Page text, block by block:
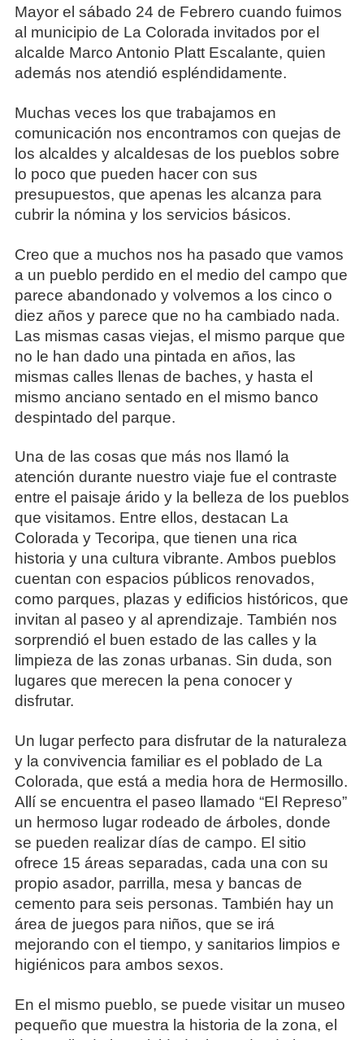
Mayor el sábado 24 de Febrero cuando fuimos
al municipio de La Colorada invitados por el
alcalde Marco Antonio Platt Escalante, quien
además nos atendió espléndidamente.
Muchas veces los que trabajamos en
comunicación nos encontramos con quejas de
los alcaldes y alcaldesas de los pueblos sobre
lo poco que pueden hacer con sus
presupuestos, que apenas les alcanza para
cubrir la nómina y los servicios básicos.
Creo que a muchos nos ha pasado que vamos
a un pueblo perdido en el medio del campo que
parece abandonado y volvemos a los cinco o
diez años y parece que no ha cambiado nada.
Las mismas casas viejas, el mismo parque que
no le han dado una pintada en años, las
mismas calles llenas de baches, y hasta el
mismo anciano sentado en el mismo banco
despintado del parque.
Una de las cosas que más nos llamó la
atención durante nuestro viaje fue el contraste
entre el paisaje árido y la belleza de los pueblos
que visitamos. Entre ellos, destacan La
Colorada y Tecoripa, que tienen una rica
historia y una cultura vibrante. Ambos pueblos
cuentan con espacios públicos renovados,
como parques, plazas y edificios históricos, que
invitan al paseo y al aprendizaje. También nos
sorprendió el buen estado de las calles y la
limpieza de las zonas urbanas. Sin duda, son
lugares que merecen la pena conocer y
disfrutar.
Un lugar perfecto para disfrutar de la naturaleza
y la convivencia familiar es el poblado de La
Colorada, que está a media hora de Hermosillo.
Allí se encuentra el paseo llamado “El Represo”
un hermoso lugar rodeado de árboles, donde
se pueden realizar días de campo. El sitio
ofrece 15 áreas separadas, cada una con su
propio asador, parrilla, mesa y bancas de
cemento para seis personas. También hay un
área de juegos para niños, que se irá
mejorando con el tiempo, y sanitarios limpios e
higiénicos para ambos sexos.
En el mismo pueblo, se puede visitar un museo
pequeño que muestra la historia de la zona, el